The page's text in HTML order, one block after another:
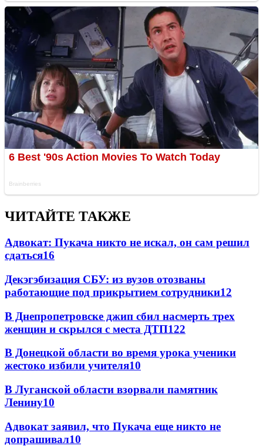
ЧИТАЙТЕ ТАКЖЕ
Адвокат: Пукача никто не искал, он сам решил
сдаться16
Декэгэбизация СБУ: из вузов отозваны
работающие под прикрытием сотрудники12
В Днепропетровске джип сбил насмерть трех
женщин и скрылся с места ДТП122
В Донецкой области во время урока ученики
жестоко избили учителя10
В Луганской области взорвали памятник
Ленину10
Адвокат заявил, что Пукача еще никто не
допрашивал10